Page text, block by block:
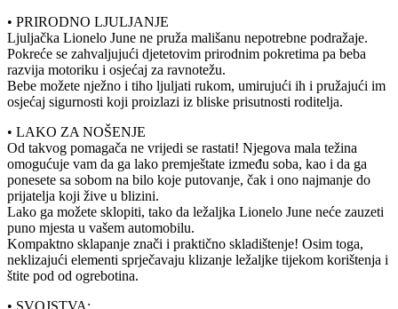
• PRIRODNO LJULJANJE
Ljuljačka Lionelo June ne pruža mališanu nepotrebne podražaje.
Pokreće se zahvaljujući djetetovim prirodnim pokretima pa beba
razvija motoriku i osjećaj za ravnotežu.
Bebe možete nježno i tiho ljuljati rukom, umirujući ih i pružajući im
osjećaj sigurnosti koji proizlazi iz bliske prisutnosti roditelja.
• LAKO ZA NOŠENJE
Od takvog pomagača ne vrijedi se rastati! Njegova mala težina
omogućuje vam da ga lako premještate između soba, kao i da ga
ponesete sa sobom na bilo koje putovanje, čak i ono najmanje do
prijatelja koji žive u blizini.
Lako ga možete sklopiti, tako da ležaljka Lionelo June neće zauzeti
puno mjesta u vašem automobilu.
Kompaktno sklapanje znači i praktično skladištenje! Osim toga,
neklizajući elementi sprječavaju klizanje ležaljke tijekom korištenja i
štite pod od ogrebotina.
• SVOJSTVA: